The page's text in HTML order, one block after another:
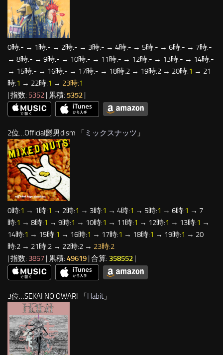
0時:- → 1時:- → 2時:- → 3時:- → 4時:- → 5時:- → 6時:- → 7時:-
→ 8時:- → 9時:- → 10時:- → 11時:- → 12時:- → 13時:- → 14時:-
→ 15時:- → 16時:- → 17時:- → 18時:2 → 19時:2 → 20時:1 → 21
時:1 → 22時:1 → 23時:1
| 指数: 5352 | 累積: 5352 |
2位…Official髭男dism 「 ミックスナッツ 」
0時:1 → 1時:1 → 2時:1 → 3時:1 → 4時:1 → 5時:1 → 6時:1 → 7
時:1 → 8時:1 → 9時:1 → 10時:1 → 11時:1 → 12時:1 → 13時:1 →
14時:1 → 15時:1 → 16時:1 → 17時:1 → 18時:1 → 19時:1 → 20
時:2 → 21時:2 → 22時:2 → 23時:2
| 指数: 3857 | 累積: 49619 | 合算: 358552 |
3位…SEKAI NO OWARI 「 Habit 」